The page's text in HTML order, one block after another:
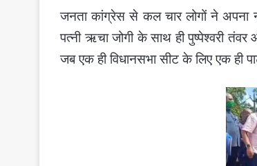
जनता कांग्रेस से कल चार लोगों ने अपना
पत्नी ऋचा जोगी के साथ ही पुष्पेश्वरी
जब एक ही विधानसभा सीट के लिए एक ही